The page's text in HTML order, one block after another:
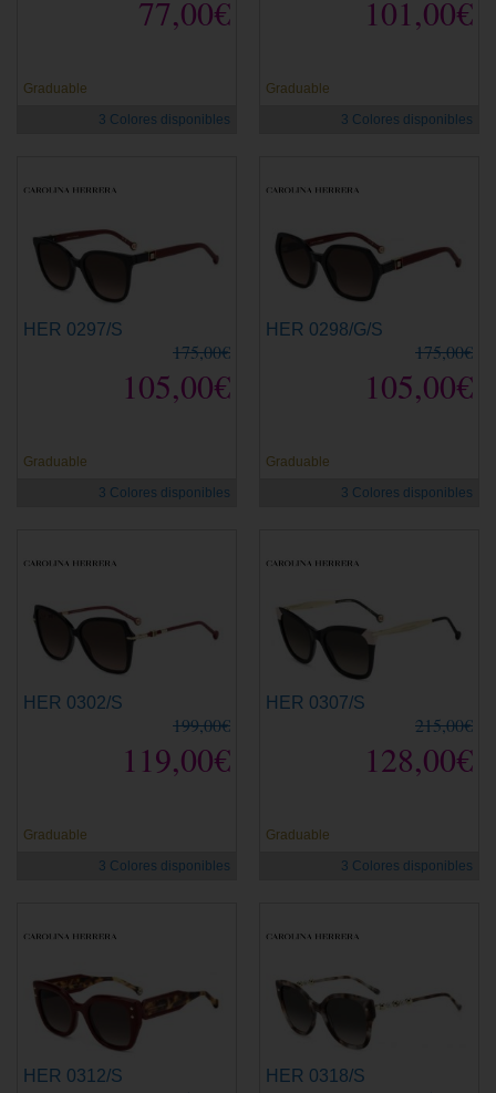
77,00€
Graduable
3 Colores disponibles
101,00€
Graduable
3 Colores disponibles
HER 0297/S
175,00€
105,00€
Graduable
3 Colores disponibles
HER 0298/G/S
175,00€
105,00€
Graduable
3 Colores disponibles
HER 0302/S
199,00€
119,00€
Graduable
3 Colores disponibles
HER 0307/S
215,00€
128,00€
Graduable
3 Colores disponibles
HER 0312/S HER 0318/S